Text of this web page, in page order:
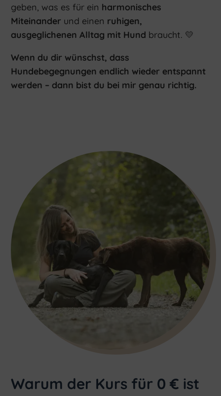
geben, was es für ein harmonisches
Miteinander und einen ruhigen,
ausgeglichenen Alltag mit Hund braucht. 💛
Wenn du dir wünschst, dass
Hundebegegnungen endlich wieder entspannt
werden – dann bist du bei mir genau richtig.
Warum der Kurs für 0 € ist